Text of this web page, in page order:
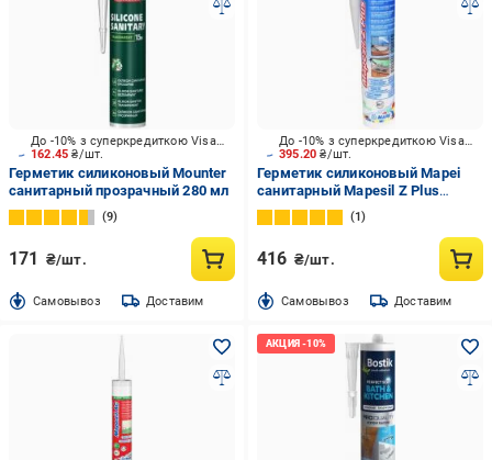
162.45₴/шт.
До -10% з суперкредиткою Visa Вигода
Герметик силиконовый Mounter
санитарный прозрачный 280 мл
9
171 ₴/шт.
Cамовывоз Доставим
395.20₴/шт.
До -10% з суперкредиткою Visa Вигода
Герметик силиконовый Mapei
санитарный Mapesil Z Plus
прозрачный 280 мл
1
416 ₴/шт.
Cамовывоз Доставим